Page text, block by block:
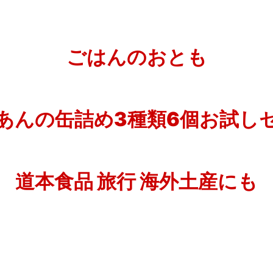
ごはんのおとも
んの缶詰め3種類6個お試し
道本食品 旅行 海外土産にも